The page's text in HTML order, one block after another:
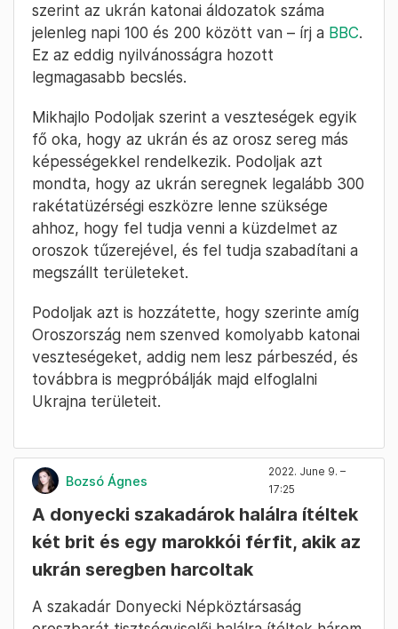
szerint az ukrán katonai áldozatok száma
jelenleg napi 100 és 200 között van – írj a BBC.
Ez az eddig nyilvánosságra hozott
legmagasabb becslés.
Mikhajlo Podoljak szerint a veszteségek egyik
fő oka, hogy az ukrán és az orosz sereg más
képességekkel rendelkezik. Podoljak azt
mondta, hogy az ukrán seregnek legalább 300
rakétatüzérségi eszközre lenne szüksége
ahhoz, hogy fel tudja venni a küzdelmet az
oroszok tűzerejével, és fel tudja szabadítani a
megszállt területeket.
Podoljak azt is hozzátette, hogy szerinte amíg
Oroszország nem szenved komolyabb katonai
veszteségeket, addig nem lesz párbeszéd, és
továbbra is megpróbálják majd elfoglalni
Ukrajna területeit.
Bozsó Ágnes
2022. June 9. –
17:25
A donyecki szakadárok halálra ítéltek
két brit és egy marokkói férfit, akik az
ukrán seregben harcoltak
A szakadár Donyecki Népköztársaság